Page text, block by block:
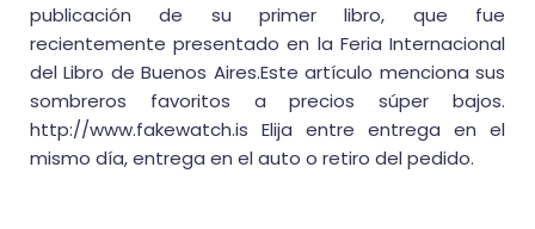
publicación de su primer libro, que fue
recientemente presentado en la Feria Internacional
del Libro de Buenos Aires.Este artículo menciona sus
sombreros favoritos a precios súper bajos.
http://www.fakewatch.is Elija entre entrega en el
mismo día, entrega en el auto o retiro del pedido.